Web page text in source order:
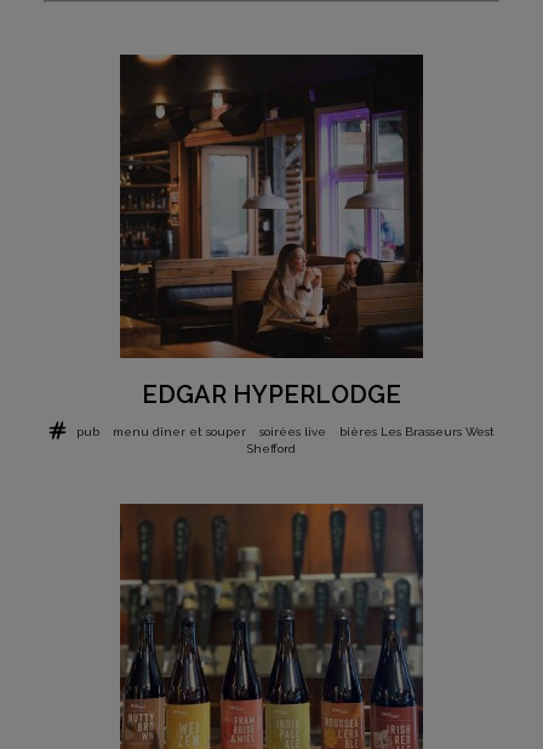
EDGAR HYPERLODGE
pub menu dîner et souper soirées live
bières Les Brasseurs West
Shefford